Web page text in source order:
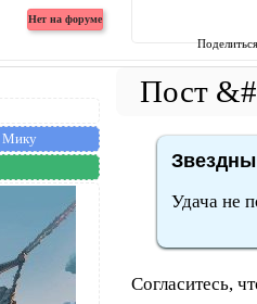
Мику
Удача не
Согласитесь,